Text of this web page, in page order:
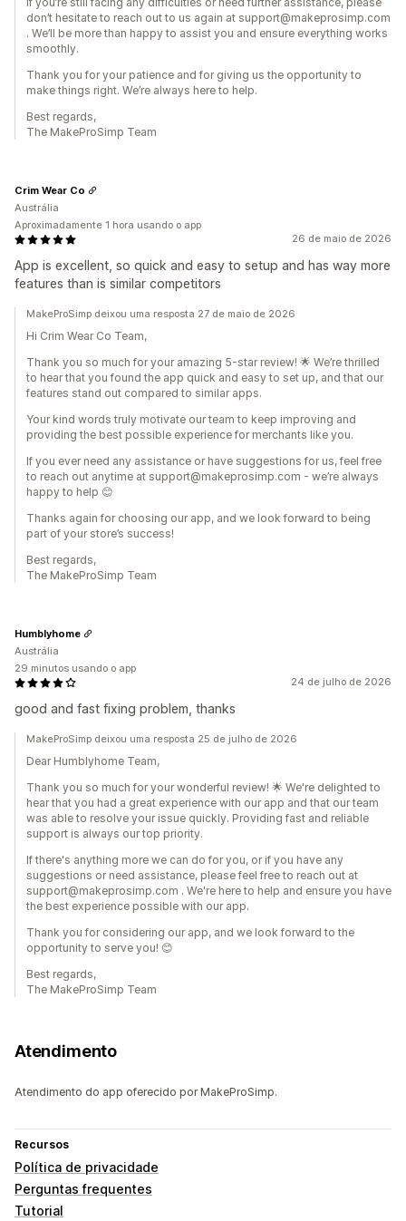
don’t hesitate to reach out to us again at support@makeprosimp.com
. We’ll be more than happy to assist you and ensure everything works
smoothly.
Thank you for your patience and for giving us the opportunity to
make things right. We’re always here to help.
Best regards,
The MakeProSimp Team
26 de maio de 2026
App is excellent, so quick and easy to setup and has way more
features than is similar competitors
Crim Wear Co
Austrália
Aproximadamente 1 hora usando o app
MakeProSimp deixou uma resposta 27 de maio de 2026
Hi Crim Wear Co Team,
Thank you so much for your amazing 5-star review! 🌟 We’re thrilled
to hear that you found the app quick and easy to set up, and that our
features stand out compared to similar apps.
Your kind words truly motivate our team to keep improving and
providing the best possible experience for merchants like you.
If you ever need any assistance or have suggestions for us, feel free
to reach out anytime at support@makeprosimp.com - we’re always
happy to help 😊
Thanks again for choosing our app, and we look forward to being
part of your store’s success!
Best regards,
The MakeProSimp Team
24 de julho de 2026
good and fast fixing problem, thanks
Humblyhome
Austrália
29 minutos usando o app
MakeProSimp deixou uma resposta 25 de julho de 2026
Dear Humblyhome Team,
Thank you so much for your wonderful review! 🌟 We're delighted to
hear that you had a great experience with our app and that our team
was able to resolve your issue quickly. Providing fast and reliable
support is always our top priority.
If there's anything more we can do for you, or if you have any
suggestions or need assistance, please feel free to reach out at
support@makeprosimp.com . We're here to help and ensure you have
the best experience possible with our app.
Thank you for considering our app, and we look forward to the
opportunity to serve you! 😊
Best regards,
The MakeProSimp Team
Atendimento
Atendimento do app oferecido por MakeProSimp.
Recursos
Política de privacidade
Perguntas frequentes
Tutorial